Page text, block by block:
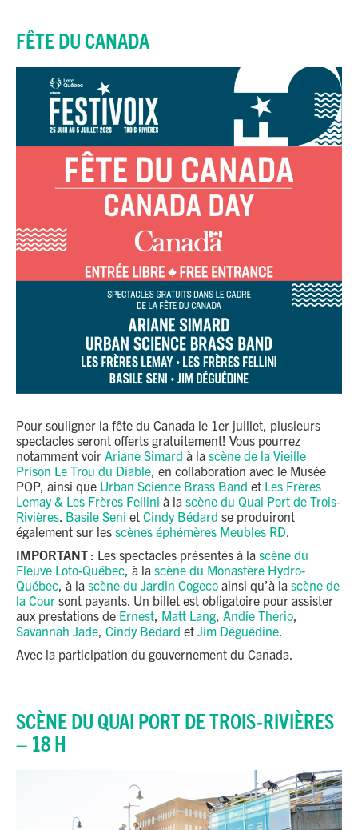
FÊTE DU CANADA
Pour souligner la fête du Canada le 1er juillet, plusieurs
spectacles seront offerts gratuitement! Vous pourrez
notamment voir Ariane Simard à la scène de la Vieille
Prison Le Trou du Diable, en collaboration avec le Musée
POP, ainsi que Urban Science Brass Band et Les Frères
Lemay & Les Frères Fellini à la scène du Quai Port de Trois-
Rivières. Basile Seni et Cindy Bédard se produiront
également sur les scènes éphémères Meubles RD.
IMPORTANT : Les spectacles présentés à la scène du
Fleuve Loto-Québec, à la scène du Monastère Hydro-
Québec, à la scène du Jardin Cogeco ainsi qu’à la scène de
la Cour sont payants. Un billet est obligatoire pour assister
aux prestations de Ernest, Matt Lang, Andie Therio,
Savannah Jade, Cindy Bédard et Jim Déguédine.
Avec la participation du gouvernement du Canada.
SCÈNE DU QUAI PORT DE TROIS-RIVIÈRES
– 18 H